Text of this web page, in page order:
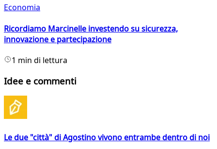
Economia
Ricordiamo Marcinelle investendo su sicurezza,
innovazione e partecipazione
1 min di lettura
Idee e commenti
Le due "città" di Agostino vivono entrambe dentro di noi